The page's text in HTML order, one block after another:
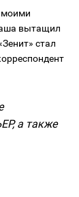
моими
вытащил
стал
а также